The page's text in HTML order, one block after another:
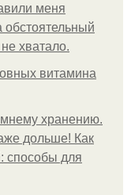
меня
обстоятельный
хватало.
витамина
хранению.
дольше! Как
способы для